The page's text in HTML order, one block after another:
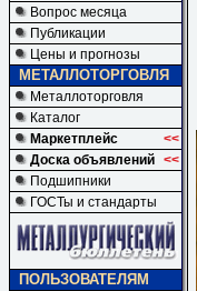
Вопрос месяца
Публикации
Цены и прогнозы
МЕТАЛЛОТОРГОВЛЯ
Металлоторговля
Каталог
Маркетплейс
<<
Доска объявлений <<
Подшипники
ГОСТы и стандарты
ПОЛЬЗОВАТЕЛЯМ